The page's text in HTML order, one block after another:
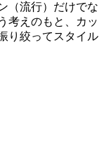
（流行）だけでな
考えのもと、カッ
り絞ってスタイル